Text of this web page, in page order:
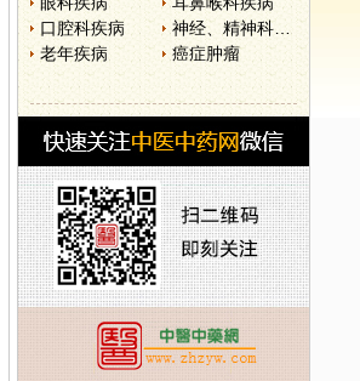
口腔科疾病
神经、精神科疾病
老年疾病
癌症肿瘤